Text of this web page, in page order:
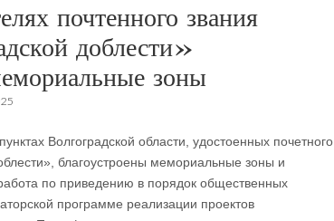
почтенного звания
доблести»
зоны
Волгоградской области, удостоенных почетного
благоустроены мемориальные зоны и
по приведению в порядок общественных
программе реализации проектов